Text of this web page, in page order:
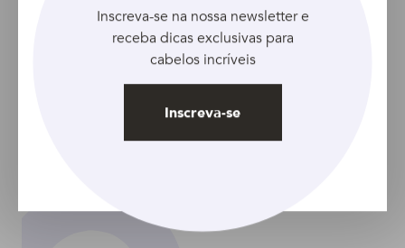
Inscreva-se na nossa newsletter e
receba dicas exclusivas para
cabelos incríveis
Inscreva-se